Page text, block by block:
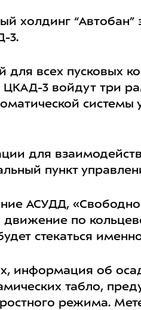
холдинг
3.
для всех пусковых
3 войдут три
для
пункт
АСУДД,
движение по
стекаться
информация об
табло,
режима.